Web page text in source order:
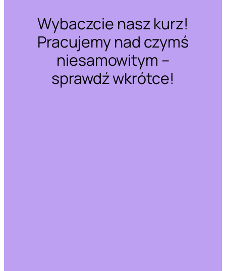
Wybaczcie nasz kurz!
Pracujemy nad czymś
niesamowitym –
sprawdź wkrótce!